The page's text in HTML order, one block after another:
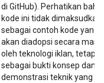
di GitHub). Perhatikan
kode ini tidak dimaksudkan
sebagai contoh kode yang
akan diadopsi secara
oleh teknologi iklan, tetapi
sebagai bukti konsep dan
demonstrasi teknik yang